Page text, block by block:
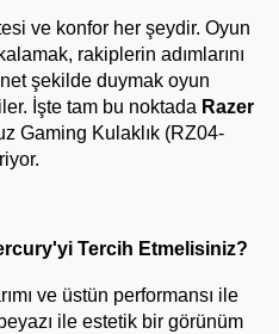
ve konfor her şeydir. Oyun
rakiplerin adımlarını
şekilde duymak oyun
İşte tam bu noktada Razer
Gaming Kulaklık (RZ04-
Tercih Etmelisiniz?
ve üstün performansı ile
ile estetik bir görünüm